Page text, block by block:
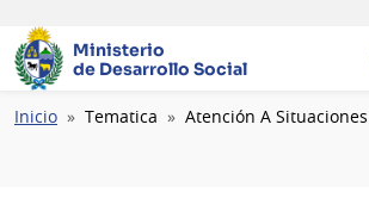
Ministerio
de Desarrollo Social
Ruta
Inicio Tematica Atención A